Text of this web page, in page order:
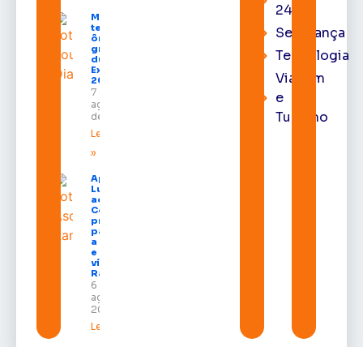
Macapá
terá
ônibus
gratuitos
durante a
Expofeira
2026
7 de
agosto
de 2026
Leia mais
»
Após veto,
Lula envia
ao
Congresso
projeto
para criar
a UNIFRON
e grava
vídeo para
Randolfe
6 de
agosto de
2026
Leia mais »
24h
Segurança
Tecnologia
Viagem
e
Turismo